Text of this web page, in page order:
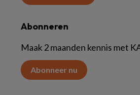
Abonneren
Maak 2 maanden kennis met
Abonneer nu